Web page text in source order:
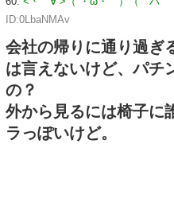
ID:0LbaNMAv
会社の帰りに通り過ぎ
は言えないけど、パチ
の？
外から見るには椅子に
ラっぽいけど。